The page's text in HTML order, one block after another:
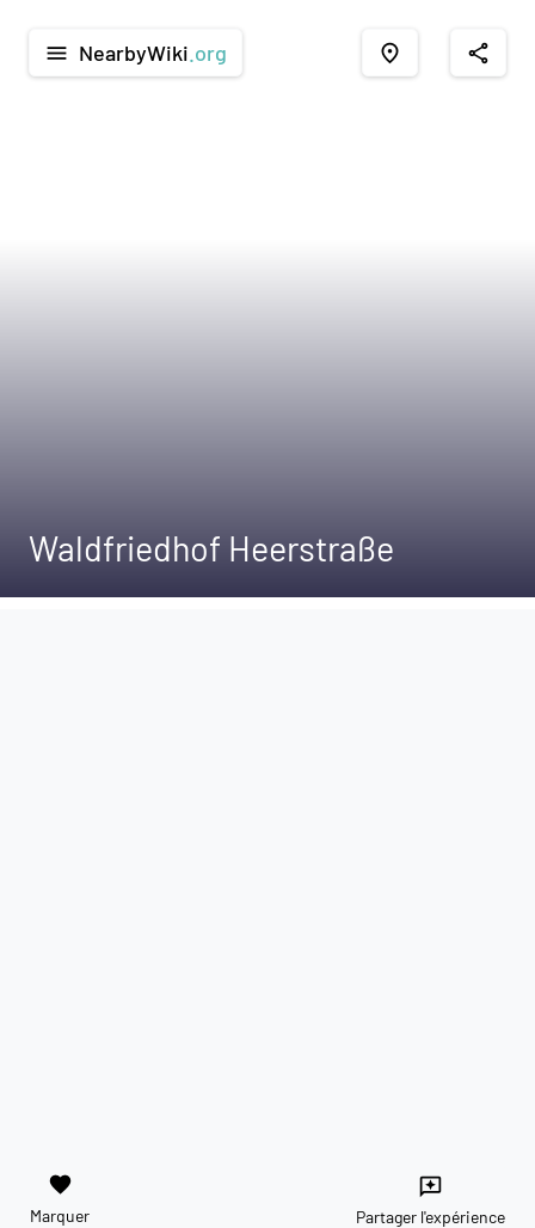
menu NearbyWiki .org place share
Waldfriedhof Heerstraße
favorite
Marquer
reviews
Partager l'expérience